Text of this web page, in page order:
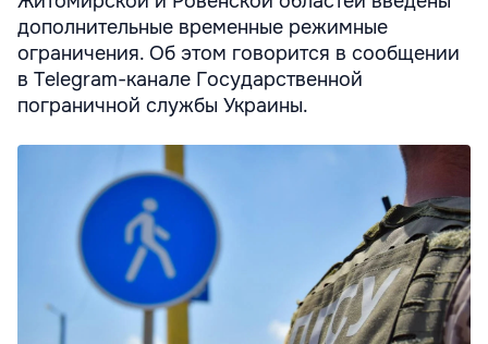
дополнительные временные режимные
ограничения. Об этом говорится в сообщении
в Telegram-канале Государственной
пограничной службы Украины.